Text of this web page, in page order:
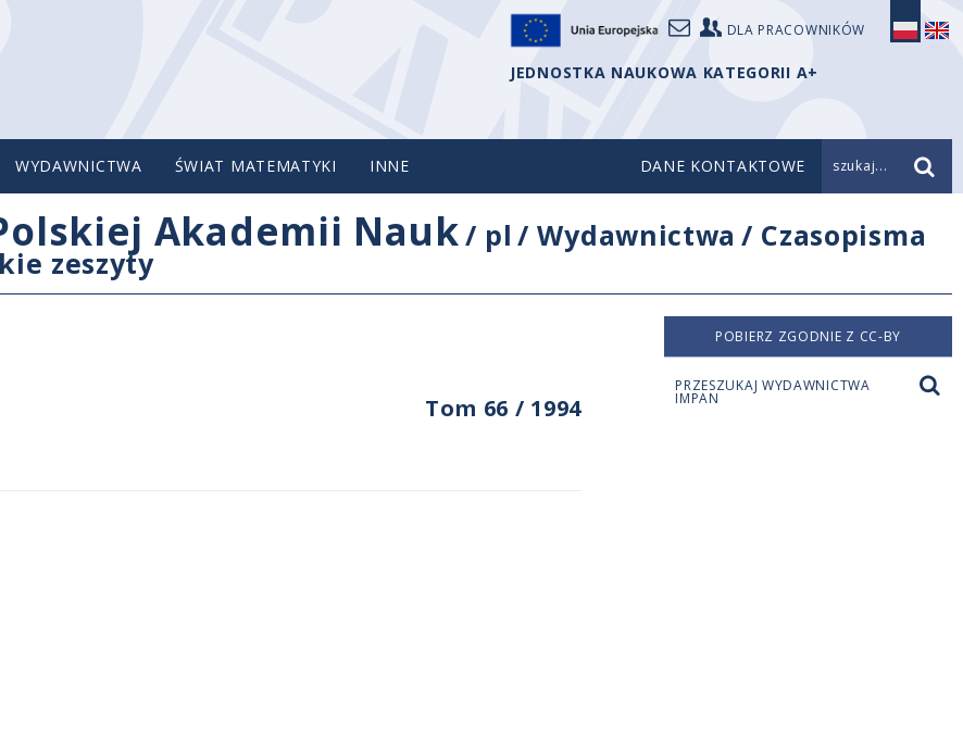
DLA PRACOWNIKÓW
JEDNOSTKA NAUKOWA KATEGORII A+
WYDAWNICTWA ŚWIAT MATEMATYKI INNE DANE KONTAKTOWE szukaj...
Akademii Nauk/ pl /Wydawnictwa / Czasopisma
zeszyty
Tom 66 / 1994
POBIERZ ZGODNIE Z CC-BY
PRZESZUKAJ WYDAWNICTWA
IMPAN